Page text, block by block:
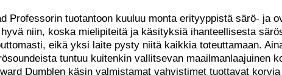
Professorin tuotantoon kuuluu monta erityyppistä särö- ja
niin, koska mielipiteitä ja käsityksiä ihanteellisesta
eikä yksi laite pysty niitä kaikkia toteuttamaan.
tuntuu kuitenkin vallitsevan maailmanlaajuinen
Dumblen käsin valmistamat vahvistimet tuottavat